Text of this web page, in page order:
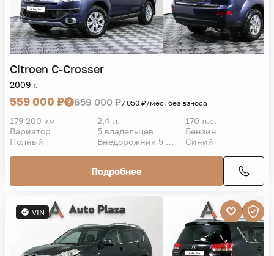
Citroen C-Crosser
2009 г.
559 000 ₽ 659 000 ₽7 050 ₽/мес. без взноса
179 200 км 2,4 л.
170 л.с.
Вариатор
5 владельцев
Бензин
Полный
Внедорожник 5 дв. Синий
Подробнее
VIN